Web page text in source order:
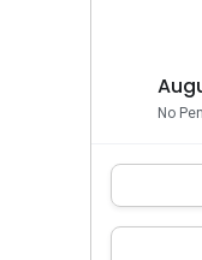
No